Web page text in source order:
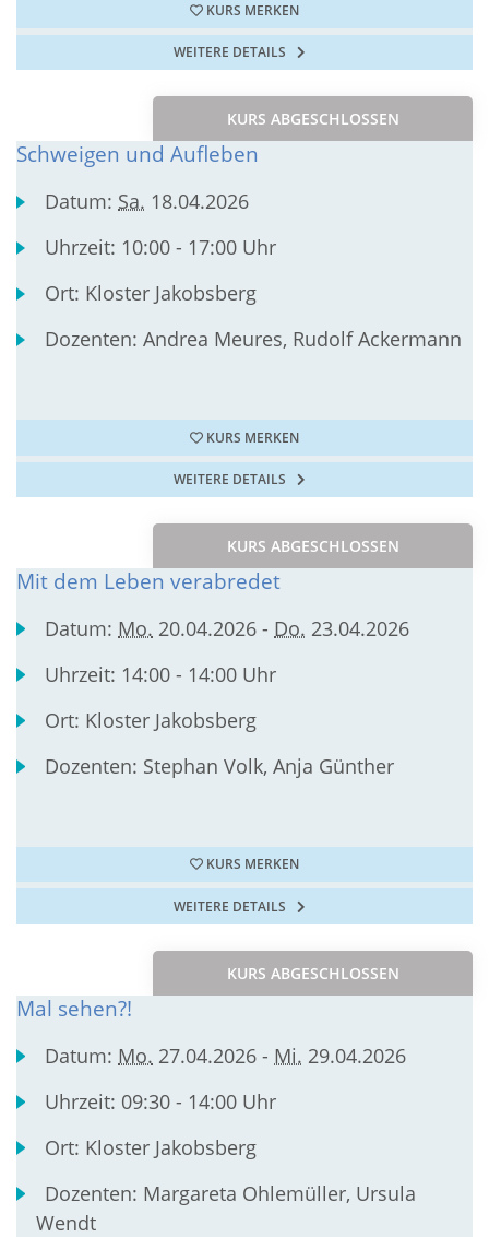
KURS MERKEN
WEITERE DETAILS
KURS ABGESCHLOSSEN
Schweigen und Aufleben
Datum: Sa. 18.04.2026
Uhrzeit: 10:00 - 17:00 Uhr
Ort: Kloster Jakobsberg
Dozenten:Andrea Meures, Rudolf Ackermann
KURS MERKEN
WEITERE DETAILS
KURS ABGESCHLOSSEN
Mit dem Leben verabredet
Datum: Mo. 20.04.2026 - Do. 23.04.2026
Uhrzeit: 14:00 - 14:00 Uhr
Ort: Kloster Jakobsberg
Dozenten: Stephan Volk, Anja Günther
KURS MERKEN
WEITERE DETAILS
KURS ABGESCHLOSSEN
Mal sehen?!
Datum: Mo. 27.04.2026 - Mi. 29.04.2026
Uhrzeit: 09:30 - 14:00 Uhr
Ort: Kloster Jakobsberg
Dozenten: Margareta Ohlemüller, Ursula
Wendt